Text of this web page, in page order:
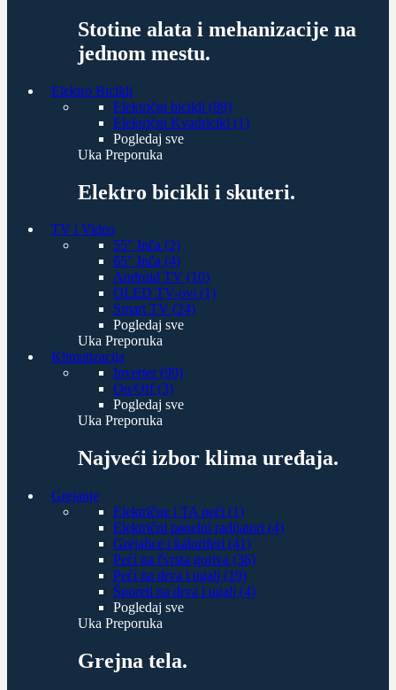
Stotine alata i mehanizacije na
jednom mestu.
Elektro Bicikli
Električni bicikli (89)
Električni Kvadricikl (1)
Pogledaj sve
Uka Preporuka
Elektro bicikli i skuteri.
TV i Video
55" Inča (2)
65" Inča (4)
Android TV (10)
OLED TV-ovi (1)
Smart TV (24)
Pogledaj sve
Uka Preporuka
Klimatizacija
Inverter (90)
On/Off (3)
Pogledaj sve
Uka Preporuka
Najveći izbor klima uređaja.
Grejanje
Električne i TA peći (1)
Električni panelni radijatori (4)
Grejalice i kaloriferi (41)
Peći na čvrsta goriva (36)
Peći na drva i ugalj (19)
Šporeti na drva i ugalj (4)
Pogledaj sve
Uka Preporuka
Grejna tela.